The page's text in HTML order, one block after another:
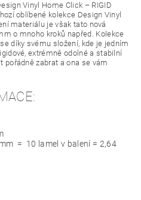
Vinyl Home Click – RIGID
oblíbené kolekce Design Vinyl
materiálu je však tato nová
o mnoho kroků napřed. Kolekce
díky svému složení, kde je jedním
extrémně odolné a stabilní
pořádně zabrat a ona se vám
= 10 lamel v balení = 2,64